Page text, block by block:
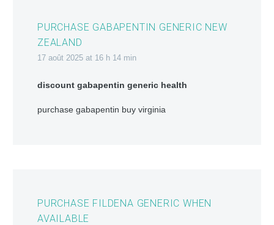
PURCHASE GABAPENTIN GENERIC NEW
ZEALAND
17 août 2025 at 16 h 14 min
discount gabapentin generic health
purchase gabapentin buy virginia
PURCHASE FILDENA GENERIC WHEN
AVAILABLE